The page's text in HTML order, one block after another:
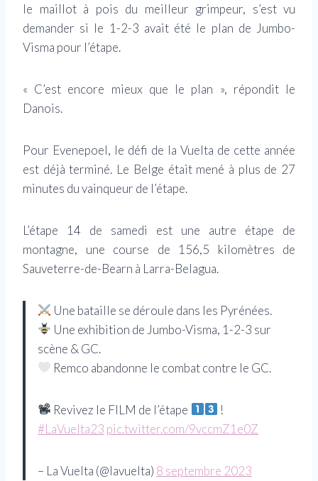
le maillot à pois du meilleur grimpeur, s’est vu
demander si le 1-2-3 avait été le plan de Jumbo-
Visma pour l’étape.
« C’est encore mieux que le plan », répondit le
Danois.
Pour Evenepoel, le défi de la Vuelta de cette année
est déjà terminé. Le Belge était mené à plus de 27
minutes du vainqueur de l’étape.
L’étape 14 de samedi est une autre étape de
montagne, une course de 156,5 kilomètres de
Sauveterre-de-Bearn à Larra-Belagua.
Une bataille se déroule dans les Pyrénées.
Une exhibition de Jumbo-Visma, 1-2-3 sur
scène & GC.
Remco abandonne le combat contre le GC.
Revivez le FILM de l’étape
!
#LaVuelta23 pic.twitter.com/9vccmZ1e0Z
– La Vuelta (@lavuelta) 8 septembre 2023